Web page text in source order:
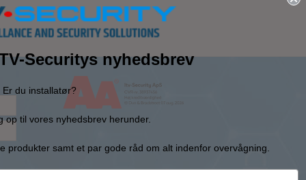
Securitys nyhedsbrev
Er du installatør?
op til vores nyhedsbrev herunder.
produkter samt et par gode råd om alt indenfor overvågning.